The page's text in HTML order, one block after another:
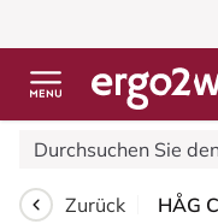
Zurück